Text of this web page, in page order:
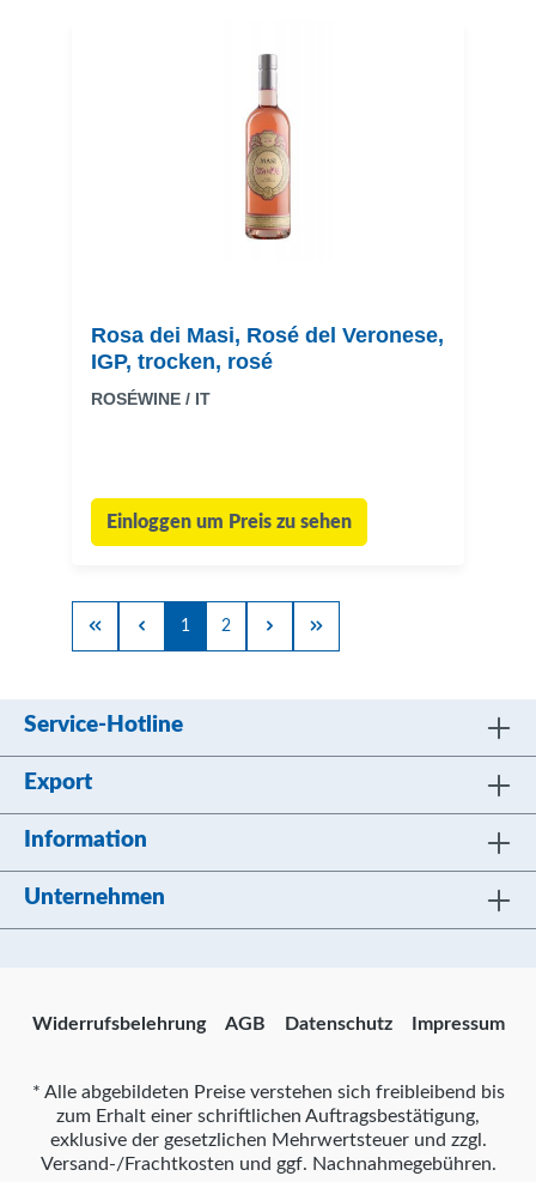
Rosa dei Masi, Rosé del Veronese,
IGP, trocken, rosé
ROSÉWINE / IT
Einloggen um Preis zu sehen
1 2
Service-Hotline
Export
Information
Unternehmen
Widerrufsbelehrung AGB Datenschutz Impressum
* Alle abgebildeten Preise verstehen sich freibleibend bis
zum Erhalt einer schriftlichen Auftragsbestätigung,
exklusive der gesetzlichen Mehrwertsteuer und zzgl.
Versand-/Frachtkosten und ggf. Nachnahmegebühren.